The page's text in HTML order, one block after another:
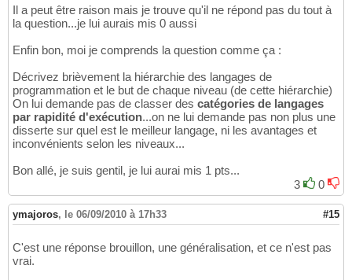
Il a peut être raison mais je trouve qu'il ne répond pas du tout à
la question...je lui aurais mis 0 aussi
Enfin bon, moi je comprends la question comme ça :
Décrivez brièvement la hiérarchie des langages de
programmation et le but de chaque niveau (de cette hiérarchie)
On lui demande pas de classer des catégories de langages
par rapidité d'exécution...on ne lui demande pas non plus une
disserte sur quel est le meilleur langage, ni les avantages et
inconvénients selon les niveaux...
Bon allé, je suis gentil, je lui aurai mis 1 pts...
3
0
ymajoros, le 06/09/2010 à 17h33 #15
C'est une réponse brouillon, une généralisation, et ce n'est pas
vrai.